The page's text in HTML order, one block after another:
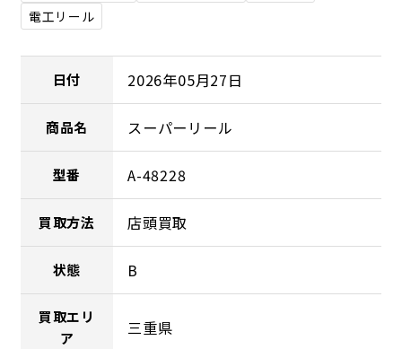
電工リール
日付 2026年05月27日
商品名 スーパーリール
型番 A-48228
買取方法 店頭買取
状態 B
買取エリ
ア
三重県